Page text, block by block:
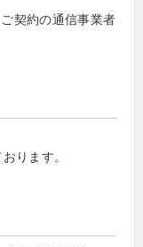
契約の通信事業者
ります。